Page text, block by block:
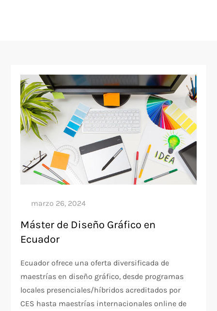
Máster de Diseño Gráfico en
Ecuador
Ecuador ofrece una oferta diversificada de
maestrías en diseño gráfico, desde programas
locales presenciales/híbridos acreditados por
CES hasta maestrías internacionales online de